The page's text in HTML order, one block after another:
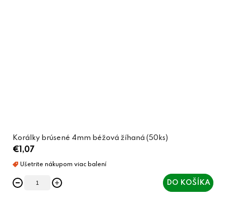
Korálky brúsené 4mm béžová žíhaná (50ks)
€1,07
DO KOŠÍKA